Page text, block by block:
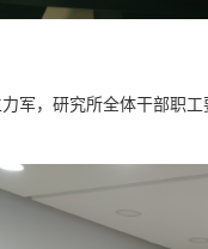
，研究所全体干部职工